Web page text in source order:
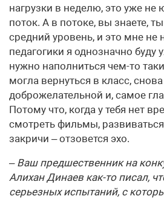
нагрузки в неделю, это уже не
поток. А в потоке, вы знаете,
средний уровень, и это мне не
педагогики я однозначно буду
нужно наполниться чем-то
могла вернуться в класс,
доброжелательной и, самое
Потому что, когда у тебя нет
смотреть фильмы,
закричи – отзовется эхо.
– Ваш предшественник на
Алихан Динаев как-то писал,
серьезных испытаний, с